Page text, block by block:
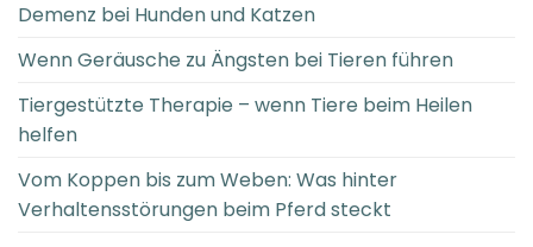
Demenz bei Hunden und Katzen
Wenn Geräusche zu Ängsten bei Tieren führen
Tiergestützte Therapie – wenn Tiere beim Heilen
helfen
Vom Koppen bis zum Weben: Was hinter
Verhaltensstörungen beim Pferd steckt